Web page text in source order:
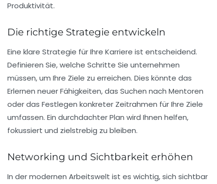
Produktivität.
Die richtige Strategie entwickeln
Eine klare Strategie für Ihre Karriere ist entscheidend.
Definieren Sie, welche Schritte Sie unternehmen
müssen, um Ihre Ziele zu erreichen. Dies könnte das
Erlernen neuer Fähigkeiten, das Suchen nach Mentoren
oder das Festlegen konkreter Zeitrahmen für Ihre Ziele
umfassen. Ein durchdachter Plan wird Ihnen helfen,
fokussiert und zielstrebig zu bleiben.
Networking und Sichtbarkeit erhöhen
In der modernen Arbeitswelt ist es wichtig, sich sichtbar